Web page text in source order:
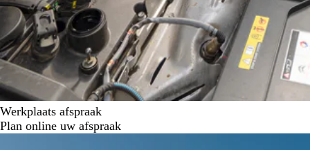
Werkplaats afspraak
Plan online uw afspraak